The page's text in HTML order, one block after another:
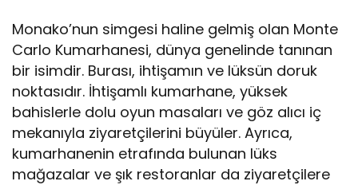
Monako’nun simgesi haline gelmiş olan Monte
Carlo Kumarhanesi, dünya genelinde tanınan
bir isimdir. Burası, ihtişamın ve lüksün doruk
noktasıdır. İhtişamlı kumarhane, yüksek
bahislerle dolu oyun masaları ve göz alıcı iç
mekanıyla ziyaretçilerini büyüler. Ayrıca,
kumarhanenin etrafında bulunan lüks
mağazalar ve şık restoranlar da ziyaretçilere